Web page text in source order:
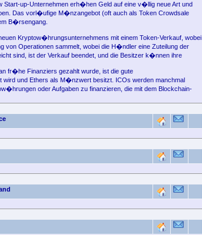
Start-up-Unternehmen erh�hen Geld auf eine v�llig neue Art und
Das vorl�ufige M�nzangebot (oft auch als Token Crowdsale
B�rsengang.
Kryptow�hrungsunternehmens mit einem Token-Verkauf, wobei
von Operationen sammelt, wobei die H�ndler eine Zuteilung der
sind, ist der Verkauf beendet, und die Besitzer k�nnen ihre
fr�he Finanziers gezahlt wurde, ist die gute
wird und Ethers als M�nzwert besitzt. ICOs werden manchmal
oder Aufgaben zu finanzieren, die mit dem Blockchain-